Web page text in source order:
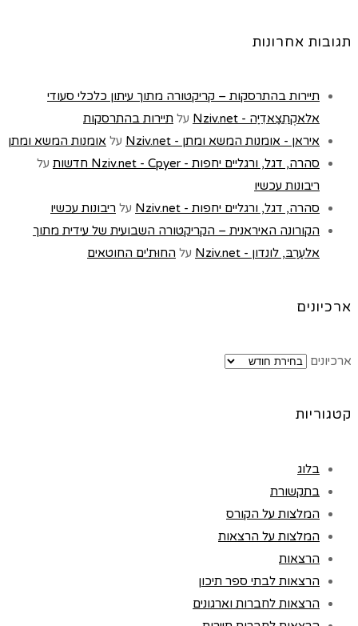
תגובות אחרונות
תיירות בהתרסקות – קריקטורה מתוך עיתון כלכלי סעודי
אלאקְתִצַאדִיַה - Nziv.net
על תיירות בהתרסקות
איראן - אומנות המשא ומתן - Nziv.net
על אומנות המשא ומתן
סהרה, דגל, ורגליים יחפות - Nziv.net - Cpyer חדשות
על
ריבונות עכשיו
סהרה, דגל, ורגליים יחפות - Nziv.net
על ריבונות עכשיו
הקורונה האיראנית – הקריקטורה השבועית של עידית מתוך
אלעַרַבּ, לונדון - Nziv.net
על החוּת'ים החוטאים
ארכיונים
ארכיונים
קטגוריות
בלוג
בתקשורת
המלצות על הקורס
המלצות על הרצאות
הרצאות
הרצאות לבתי ספר תיכון
הרצאות לחברות וארגונים